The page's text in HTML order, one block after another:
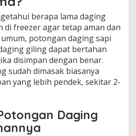
berapa lama daging
di freezer agar tetap aman dan
potongan daging sapi
giling dapat bertahan
disimpan dengan benar.
sudah dimasak biasanya
yang lebih pendek, sekitar 2-
Daging